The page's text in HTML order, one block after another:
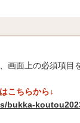
画面上の必須項目
こちらから↓
bukka-